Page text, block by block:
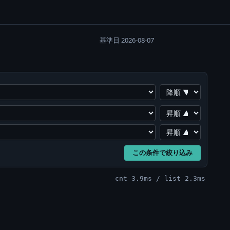
基準日 2026-08-07
この条件で絞り込み
cnt 3.9ms / list 2.3ms